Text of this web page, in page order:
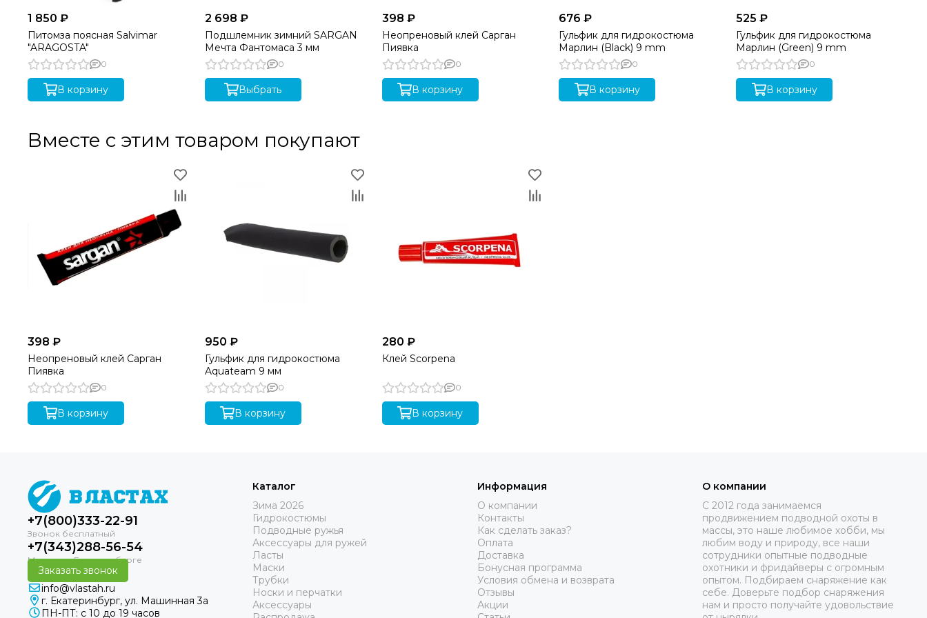
1 850 ₽
Питомза поясная Salvimar
"ARAGOSTA"
0
В корзину
2 698 ₽
Подшлемник зимний SARGAN
Мечта Фантомаса 3 мм
0
Выбрать
398 ₽
Неопреновый клей Сарган
Пиявка
0
В корзину
676 ₽
Гульфик для гидрокостюма
Марлин (Black) 9 mm
0
В корзину
525 ₽
Гульфик для гидрокостюма
Марлин (Green) 9 mm
0
В корзину
Вместе с этим товаром покупают
398 ₽
Неопреновый клей Сарган
Пиявка
0
В корзину
950 ₽
Гульфик для гидрокостюма
Aquateam 9 мм
0
В корзину
280 ₽
Клей Scorpena
0
В корзину
+7(800)333-22-91
+7(343)288-56-54
Заказать звонок
info@vlastah.ru
г. Екатеринбург, ул. Машинная 3а
ПН-ПТ: с 10 до 19 часов
Каталог
Зима 2026
Гидрокостюмы
Подводные ружья
Аксессуары для ружей
Ласты
Маски
Трубки
Носки и перчатки
Аксессуары
Информация
О компании
Контакты
Как сделать заказ?
Оплата
Доставка
Бонусная программа
Условия обмена и возврата
Отзывы
Акции
О компании
C 2012 года занимаемся
продвижением подводной охоты в
массы, это наше любимое хобби, мы
любим воду и природу, все наши
сотрудники опытные подводные
охотники и фридайверы с огромным
опытом. Подбираем снаряжение как
себе. Доверьте подбор снаряжения
нам и просто получайте удовольствие